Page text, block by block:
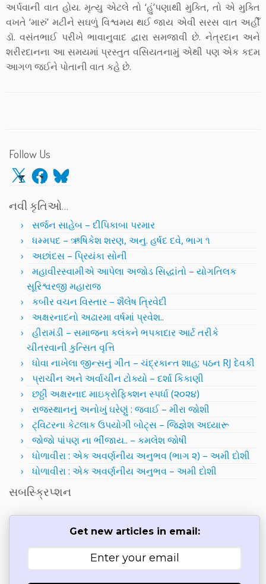
અર્પવાની વાત હોય. મૃત્યુ એટલે તો ‘હું’પણાથી મુક્તિ, તો એ મુક્તિ
વખતે ‘મારું’ મટીને સઘળું વિશ્વમય થઈ જાય એવી સરસ વાત અહીઁ
ડૉ. વસંતભાઈ પરીખે ભાવાનુવાદ દ્વારા સમજાવી છે. નેત્રદાન અને
શરીરદાનના આ સમયમાં પ્રસ્તુત વસિયતનામું એથી પણ એક કદમ
આગળ જઈને પોતાની વાત કહે છે.
Follow Us
X Facebook
Bluesky
નવી કૃતિઓ…
સર્જન સાહેબ – દીપિકાબા પરમાર
ધમ્મપદ – ઋષિકેશ શરણ, અનુ. હર્ષદ દવે, ભાગ ૧
અછાંદસ – પ્રિયંકા સોની
મહાવીરસ્વામીએ આપેલા અજોડ સિદ્ધાંતો – યોગતિલક
સૂરિશ્વરજી મહારાજ
કબીર વચન વિસ્તાર – શૈલેષ ત્રિવેદી
અક્ષરનાદનો અઢારમા વર્ષમાં પ્રવેશ..
હીરામંડી – સમાજના કલંકને ભપકાદાર આર્ટ તરીકે
ચીતરવાની કુત્સિત વૃત્તિ
ધોવા નાખેલા જીન્સનું ગીત – ચંદ્રકાન્ત શાહ; પઠન RJ દેવકી
પ્રાચીન અને અર્વાચીન ટોક્યો – દર્શા કિકાણી
છઠ્ઠી અક્ષરનાદ માઇક્રોફિક્શન સ્પર્ધા (૨૦૨૪)
રાજસ્થાનનું અનોખું ઘરેણું : જવાઈ – મીરા જોશી
ટ્વિટરના કેટલાક ઉપયોગી બોટ્સ – જિજ્ઞેશ અધ્યારૂ
જોજો પાંપણ ના ભીંજાય.. – કમલેશ જોષી
ધોળાવીરા : એક અવર્ણનીય અનુભવ (ભાગ ૨) – અમી દોશી
ધોળાવીરા : એક અવર્ણનીય અનુભવ – અમી દોશી
સબસ્ક્રિપ્શન
Get new articles in email: